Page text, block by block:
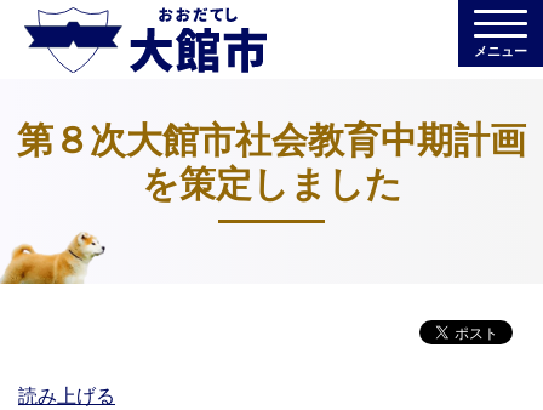
メニュー
第８次大館市社会教育中期計画
を策定しました
読み上げる